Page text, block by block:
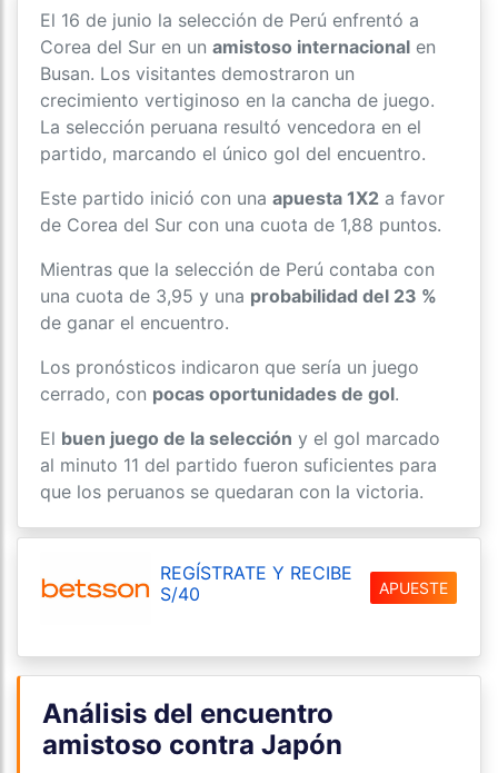
El 16 de junio la selección de Perú enfrentó a
Corea del Sur en un amistoso internacional en
Busan. Los visitantes demostraron un
crecimiento vertiginoso en la cancha de juego.
La selección peruana resultó vencedora en el
partido, marcando el único gol del encuentro.
Este partido inició con una apuesta 1X2 a favor
de Corea del Sur con una cuota de 1,88 puntos.
Mientras que la selección de Perú contaba con
una cuota de 3,95 y una probabilidad del 23 %
de ganar el encuentro.
Los pronósticos indicaron que sería un juego
cerrado, con pocas oportunidades de gol.
El buen juego de la selección y el gol marcado
al minuto 11 del partido fueron suficientes para
que los peruanos se quedaran con la victoria.
REGÍSTRATE Y RECIBE
S/40
APUESTE
Análisis del encuentro
amistoso contra Japón